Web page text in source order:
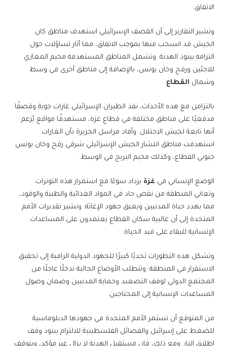
الاتفاق.
وتشير التقارير إلى أن القصف الإسرائيلي استهدف مناطق كان
الجيش قد انسحب منها بموجب الاتفاق، مما أثار تساؤلات حول
التزامه ببنود الهدنة. وتشمل المناطق المستهدفة مخيم المغازي
للاجئين ورفح وخان يونس، بالإضافة إلى مناطق أخرى في وسط
وشمال القطاع.
بالتزامن مع هذه الأحداث، نفذ الطيران الإسرائيلي غارات جوية وقصفًا
مدفعيًا على مناطق مختلفة في قطاع غزة، مستهدفًا مواقع يُزعم
أنها تابعة لجيش الاحتلال. وأفاد مراسل الجزيرة بأن الغارات
استهدفت مناطق انتشار الجيش الإسرائيلي شرقي رفح وخان يونس
جنوبي القطاع، وكذلك مخيم البريج في الوسط.
الوضع الإنساني في غزة يزداد سوءًا مع استمرار هذه التوترات.
وتعاني المنطقة من نقص حاد في المواد الغذائية والطبية والوقود،
مما يهدد حياة المدنيين ويعيق جهود الإغاثة. وتشير تقديرات الأمم
المتحدة إلى أن غالبية سكان القطاع يعتمدون على المساعدات
الإنسانية للبقاء على قيد الحياة.
وتشكل هذه التطورات تحديًا كبيرًا للجهود الدولية الرامية إلى تحقيق
الاستقرار في المنطقة. وتتطلب الأوضاع الحالية تدخلًا عاجلًا من
المجتمع الدولي لوقف التصعيد وحماية المدنيين وضمان وصول
المساعدات الإنسانية إلى المحتاجين.
من المتوقع أن تستمر الأمم المتحدة في جهودها الدبلوماسية
للضغط على إسرائيل والفصائل الفلسطينية للالتزام ببنود وقف
إطلاق النار. ومع ذلك، فإن مستقبل الهدنة لا يزال غير مؤكد، ويتوقف